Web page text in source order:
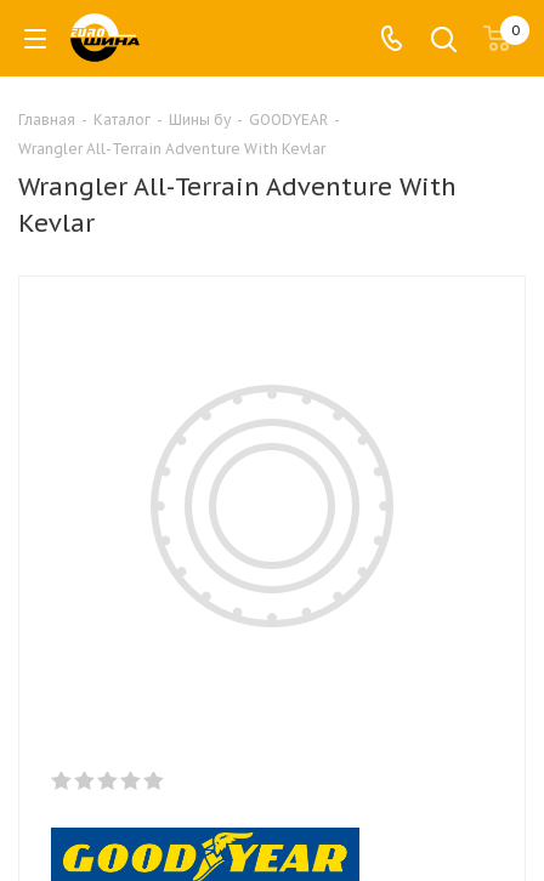
0
Главная - Каталог - Шины бу - GOODYEAR -
Wrangler All-Terrain Adventure With Kevlar
Wrangler All-Terrain Adventure With
Kevlar